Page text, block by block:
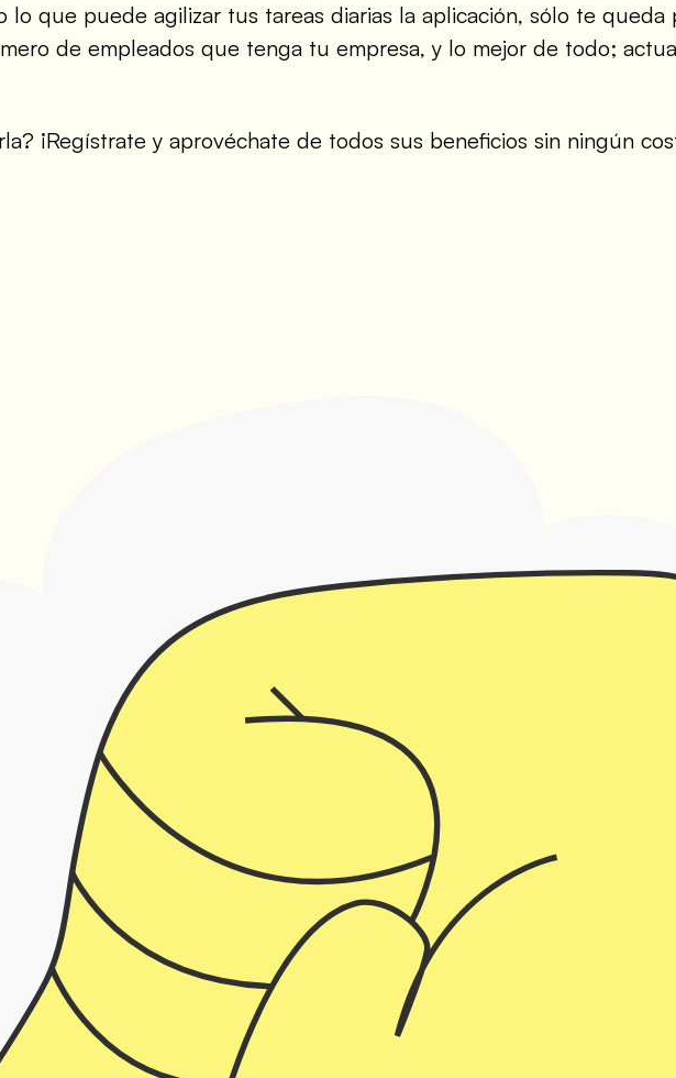
lo que puede agilizar tus tareas diarias la aplicación, sólo te
de empleados que tenga tu empresa, y lo mejor de todo;
¡Regístrate y aprovéchate de todos sus beneficios sin ningún